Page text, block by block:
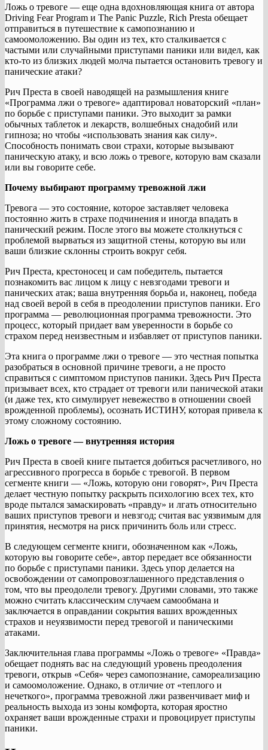
Ложь о тревоге — еще одна вдохновляющая книга от автора
Driving Fear Program и The Panic Puzzle, Rich Presta обещает
отправиться в путешествие к самопознанию и
самоомоложению. Вы один из тех, кто сталкивается с
частыми или случайными приступами паники или видел, как
кто-то из близких людей молча пытается остановить тревогу и
панические атаки?
Рич Преста в своей наводящей на размышления книге
«Программа лжи о тревоге» адаптировал новаторский «план»
по борьбе с приступами паники. Это выходит за рамки
обычных таблеток и лекарств, волшебных снадобий или
гипноза; но чтобы «использовать знания как силу».
Способность понимать свои страхи, которые вызывают
паническую атаку, и всю ложь о тревоге, которую вам сказали
или вы говорите себе.
Почему выбирают программу тревожной лжи
Тревога — это состояние, которое заставляет человека
постоянно жить в страхе подчинения и иногда впадать в
панический режим. После этого вы можете столкнуться с
проблемой вырваться из защитной стены, которую вы или
ваши близкие склонны строить вокруг себя.
Рич Преста, крестоносец и сам победитель, пытается
познакомить вас лицом к лицу с невзгодами тревоги и
панических атак; ваша внутренняя борьба и, наконец, победа
над своей верой в себя в преодолении приступов паники. Его
программа — революционная программа тревожности. Это
процесс, который придает вам уверенности в борьбе со
страхом перед неизвестным и избавляет от приступов паники.
Эта книга о программе лжи о тревоге — это честная попытка
разобраться в основной причине тревоги, а не просто
справиться с симптомом приступов паники. Здесь Рич Преста
призывает всех, кто страдает от тревоги или панической атаки
(и даже тех, кто симулирует невежество в отношении своей
врожденной проблемы), осознать ИСТИНУ, которая привела к
этому сложному состоянию.
Ложь о тревоге — внутренняя история
Рич Преста в своей книге пытается добиться расчетливого, но
агрессивного прогресса в борьбе с тревогой. В первом
сегменте книги — «Ложь, которую они говорят», Рич Преста
делает честную попытку раскрыть психологию всех тех, кто
вроде пытался замаскировать «правду» и лгать относительно
ваших приступов тревоги и невзгод; считая вас уязвимым для
принятия, несмотря на риск причинить боль или стресс.
В следующем сегменте книги, обозначенном как «Ложь,
которую вы говорите себе», автор передает все обязанности
по борьбе с приступами паники. Здесь упор делается на
освобождении от самопровозглашенного представления о
том, что вы преодолели тревогу. Другими словами, это также
можно считать классическим случаем самообмана и
заключается в оправдании сокрытия ваших врожденных
страхов и неуязвимости перед тревогой и паническими
атаками.
Заключительная глава программы «Ложь о тревоге» «Правда»
обещает поднять вас на следующий уровень преодоления
тревоги, открыв «Себя» через самопознание, самореализацию
и самоомоложение. Однако, в отличие от «теплого и
нечеткого», программа тревожной лжи развенчивает миф и
реальность выхода из зоны комфорта, которая яростно
охраняет ваши врожденные страхи и провоцирует приступы
паники.